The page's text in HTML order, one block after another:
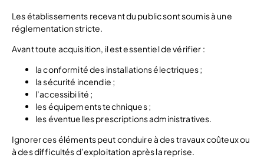
Les établissements recevant du public sont soumis à une
réglementation stricte.
Avant toute acquisition, il est essentiel de vérifier :
la conformité des installations électriques ;
la sécurité incendie ;
l’accessibilité ;
les équipements techniques ;
les éventuelles prescriptions administratives.
Ignorer ces éléments peut conduire à des travaux coûteux ou
à des difficultés d’exploitation après la reprise.